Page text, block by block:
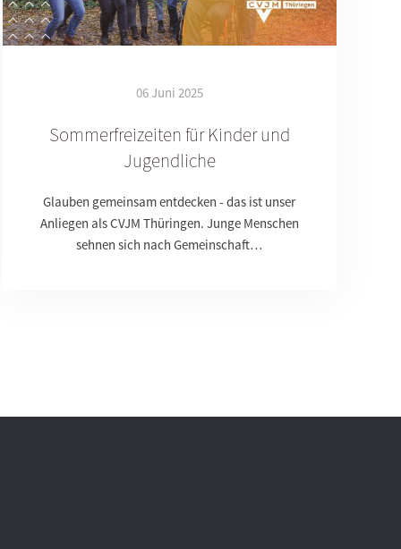
06 Juni 2025
Sommerfreizeiten für Kinder und
Jugendliche
Glauben gemeinsam entdecken - das ist unser
Anliegen als CVJM Thüringen. Junge Menschen
sehnen sich nach Gemeinschaft…